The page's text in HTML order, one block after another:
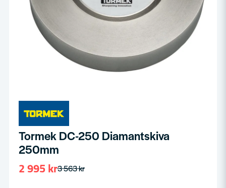
Tormek DC-250 Diamantskiva
250mm
3 563 kr
2 995 kr